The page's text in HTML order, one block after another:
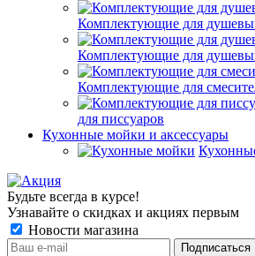
Комплектующие для
Комплектующие для
Комплектующие для
для писсуаров
Кухонные мойки и аксессуары
Будьте всегда в курсе!
Узнавайте о скидках и акциях первым
Новости магазина